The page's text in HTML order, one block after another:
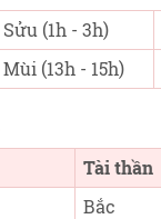
Sửu (1h - 3h)
Mùi (13h - 15h)
Tài thần
Bắc